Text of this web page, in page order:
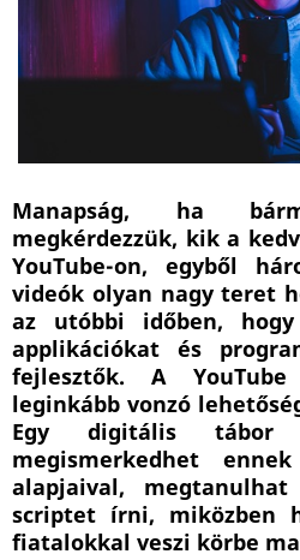
Manapság, ha
megkérdezzük, kik a
YouTube-on, egyből
videók olyan nagy teret
az utóbbi időben,
applikációkat és
fejlesztők. A
leginkább vonzó
Egy digitális tábor
megismerkedhet
alapjaival,
scriptet írni, miközben
fiatalokkal veszi körbe